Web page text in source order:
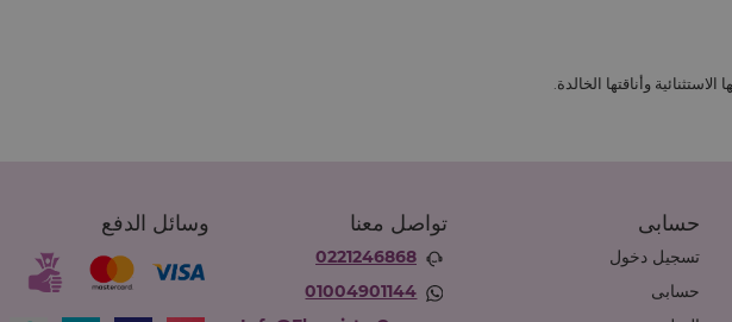
وأناقتها الخالدة.
حسابى
تسجيل دخول
حسابى
تواصل معنا
0221246868
01004901144
وسائل الدفع